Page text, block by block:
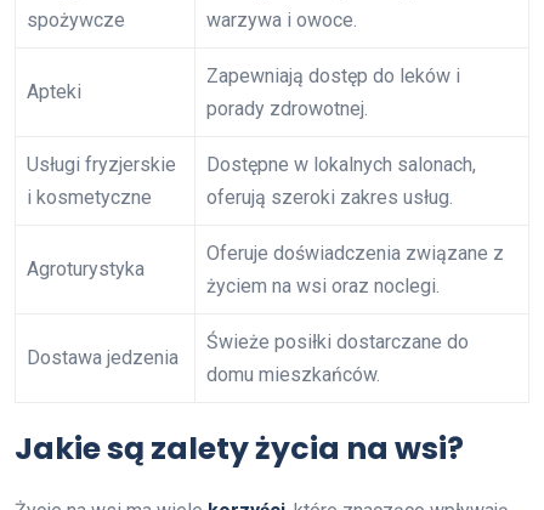
spożywcze
warzywa i owoce.
Apteki
Zapewniają dostęp do leków i
porady zdrowotnej.
Usługi fryzjerskie
i kosmetyczne
Dostępne w lokalnych salonach,
oferują szeroki zakres usług.
Agroturystyka
Oferuje doświadczenia związane z
życiem na wsi oraz noclegi.
Dostawa jedzenia
Świeże posiłki dostarczane do
domu mieszkańców.
Jakie są zalety życia na wsi?